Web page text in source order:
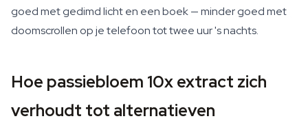
goed met gedimd licht en een boek — minder goed met
doomscrollen op je telefoon tot twee uur 's nachts.
Hoe passiebloem 10x extract zich
verhoudt tot alternatieven